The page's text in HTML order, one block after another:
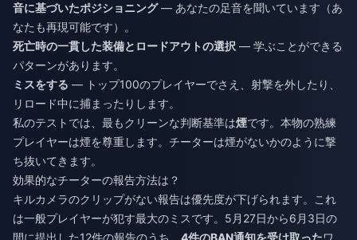
音に基づいたポジショニング— あなたの足音を聞いています（あ
なたも再現可能です）。
死亡時の一貫した装備とロードアウトの選択 — 学ぶことができる
パターンがあります。
ミスをする — トップ100のプレイヤーでさえ、射撃を外したり、
リロード中に捕まったりします。
私のテストでは、最もクリーンな判断基準は煙です。本物の熟練
プレイヤーは煙を尊重します。チーターは煙がないかのように撃
ち抜いてきます。
効果的なチーターの報告方法は？
キルカメラのクリップがない報告は優先度が下げられます。これ
は一般プレイヤーが犯す最大のミスです。5月27日から6月3日の
間に提出した12件の報告のうち、 4件のBAN通知を受け取ったワ